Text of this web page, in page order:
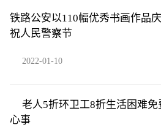
铁路公安以110幅优秀书画作品庆
祝人民警察节
2022-01-10
老人5折环卫工8折生活困难
心事